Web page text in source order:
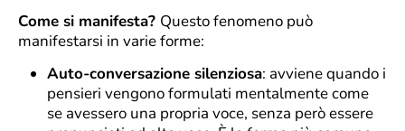
Come si manifesta? Questo fenomeno può
manifestarsi in varie forme:
Auto-conversazione silenziosa: avviene quando i
pensieri vengono formulati mentalmente come
se avessero una propria voce, senza però essere